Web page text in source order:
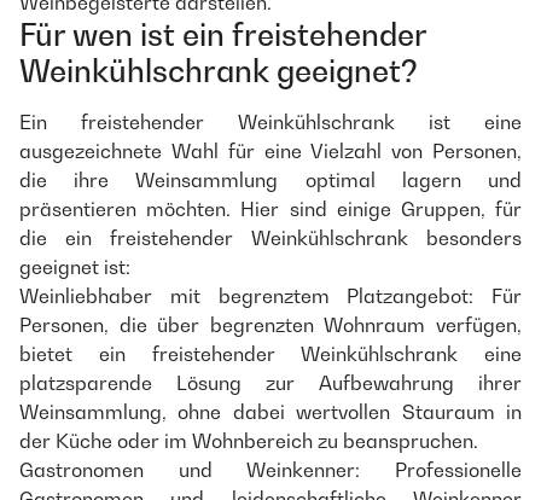
Für wen ist ein freistehender
Weinkühlschrank geeignet?
Ein freistehender Weinkühlschrank ist eine
ausgezeichnete Wahl für eine Vielzahl von Personen,
die ihre Weinsammlung optimal lagern und
präsentieren möchten. Hier sind einige Gruppen, für
die ein freistehender Weinkühlschrank besonders
geeignet ist:
Weinliebhaber mit begrenztem Platzangebot: Für
Personen, die über begrenzten Wohnraum verfügen,
bietet ein freistehender Weinkühlschrank eine
platzsparende Lösung zur Aufbewahrung ihrer
Weinsammlung, ohne dabei wertvollen Stauraum in
der Küche oder im Wohnbereich zu beanspruchen.
Gastronomen und Weinkenner: Professionelle